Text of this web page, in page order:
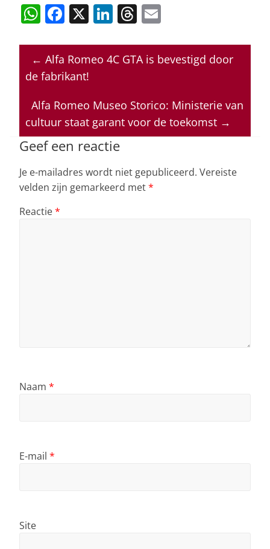
W
at
s
p
p
F
c
e
o
o
k
X Li
k
e
n
T
re
a
s
ai
l
← Alfa Romeo 4C GTA is bevestigd door
de fabrikant!
Alfa Romeo Museo Storico: Ministerie van
cultuur staat garant voor de toekomst →
Geef een reactie
Je e-mailadres wordt niet gepubliceerd. Vereiste
velden zijn gemarkeerd met*
Reactie*
Naam *
E-mail *
Site